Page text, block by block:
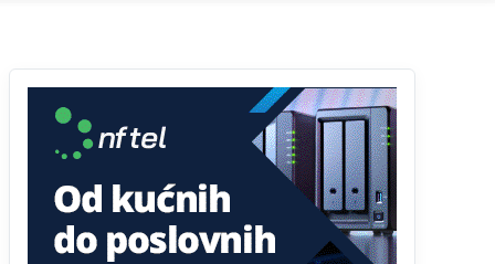
Sve i da se nekim čudom vojska Srbije "vrati" na
Kosovo-kome će se vratiti? Gdje je dobrodošla i
koga da brani? A imamo vojsku Kosova kojoj
želimo svako dobro i da se što bolje opreme
Анонимно2808202 јуче 1:38
i mi tebi želimo dug život i tešku bolest